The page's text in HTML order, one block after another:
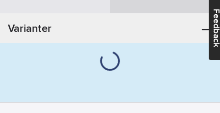
Artikelnr: 36413956
Lev. artikelnr: 496069
Varianter